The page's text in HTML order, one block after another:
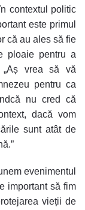
contextul politic
este primul
că au ales să fie
ploaie pentru a
„Aș vrea să vă
pentru ca
nu cred că
dacă vom
sunt atât de
evenimentul
important să fim
vieții de